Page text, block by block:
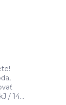
/ 14...